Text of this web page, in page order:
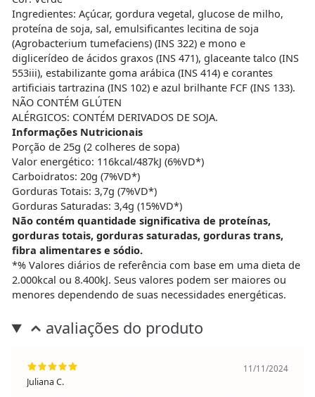
Ingredientes: Açúcar, gordura vegetal, glucose de milho,
proteína de soja, sal, emulsificantes lecitina de soja
(Agrobacterium tumefaciens) (INS 322) e mono e
diglicerídeo de ácidos graxos (INS 471), glaceante talco (INS
553iii), estabilizante goma arábica (INS 414) e corantes
artificiais tartrazina (INS 102) e azul brilhante FCF (INS 133).
NÃO CONTÉM GLÚTEN
ALÉRGICOS: CONTÉM DERIVADOS DE SOJA.
Informações Nutricionais
Porção de 25g (2 colheres de sopa)
Valor energético: 116kcal/487kJ (6%VD*)
Carboidratos: 20g (7%VD*)
Gorduras Totais: 3,7g (7%VD*)
Gorduras Saturadas: 3,4g (15%VD*)
Não contém quantidade significativa de proteínas,
gorduras totais, gorduras saturadas, gorduras trans,
fibra alimentares e sódio.
*% Valores diários de referência com base em uma dieta de
2.000kcal ou 8.400kJ. Seus valores podem ser maiores ou
menores dependendo de suas necessidades energéticas.
avaliações do produto
Juliana C.
11/11/2024